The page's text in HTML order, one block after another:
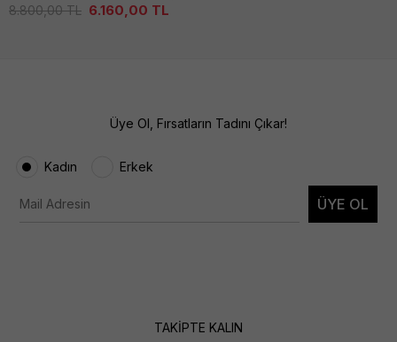
8.800,00TL 6.160,00 TL
Üye Ol, Fırsatların Tadını Çıkar!
Kadın Erkek
ÜYE OL
TAKİPTE KALIN